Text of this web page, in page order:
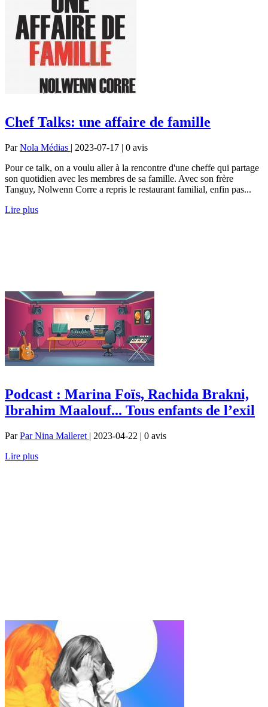
Chef Talks: une affaire de famille
ParNola Médias | 2023-07-17 | 0 avis
Pour ce talk, on a voulu aller à la rencontre d'une cheffe qui partage
son quotidien avec les membres de sa famille. Avec son frère
Tanguy, Nolwenn Corre a repris le restaurant familial, enfin pas...
Lire plus
Podcast : Marina Foïs, Rachida Brakni,
Ibrahim Maalouf... Tous enfants de l’exil
ParPar Nina Malleret | 2023-04-22 | 0 avis
Lire plus